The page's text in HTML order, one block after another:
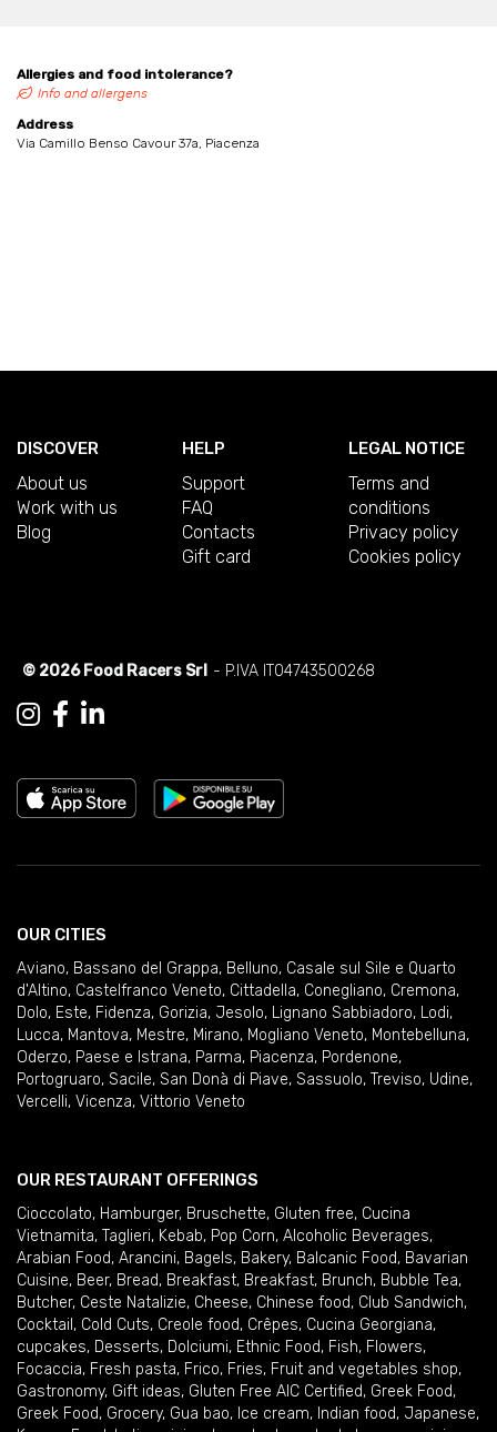
Allergies and food intolerance?
Info and allergens
Address
Via Camillo Benso Cavour 37a, Piacenza
DISCOVER
About us
Work with us
Blog
HELP
Support
FAQ
Contacts
Gift card
LEGAL NOTICE
Terms and
conditions
Privacy policy
Cookies policy
© 2026 Food Racers Srl - P.IVA IT04743500268
OUR CITIES
Aviano, Bassano del Grappa, Belluno, Casale sul Sile e Quarto
d'Altino, Castelfranco Veneto, Cittadella, Conegliano, Cremona,
Dolo, Este, Fidenza, Gorizia, Jesolo, Lignano Sabbiadoro, Lodi,
Lucca, Mantova, Mestre, Mirano, Mogliano Veneto, Montebelluna,
Oderzo, Paese e Istrana, Parma, Piacenza, Pordenone,
Portogruaro, Sacile, San Donà di Piave, Sassuolo, Treviso, Udine,
Vercelli, Vicenza, Vittorio Veneto
OUR RESTAURANT OFFERINGS
Cioccolato, Hamburger, Bruschette, Gluten free, Cucina
Vietnamita, Taglieri, Kebab, Pop Corn, Alcoholic Beverages,
Arabian Food, Arancini, Bagels, Bakery, Balcanic Food, Bavarian
Cuisine, Beer, Bread, Breakfast, Breakfast, Brunch, Bubble Tea,
Butcher, Ceste Natalizie, Cheese, Chinese food, Club Sandwich,
Cocktail , Cold Cuts, Creole food, Crêpes, Cucina Georgiana,
cupcakes, Desserts, Dolciumi, Ethnic Food, Fish, Flowers,
Focaccia, Fresh pasta, Frico, Fries, Fruit and vegetables shop,
Gastronomy, Gift ideas, Gluten Free AIC Certified, Greek Food,
Greek Food, Grocery, Gua bao, Ice cream, Indian food, Japanese,